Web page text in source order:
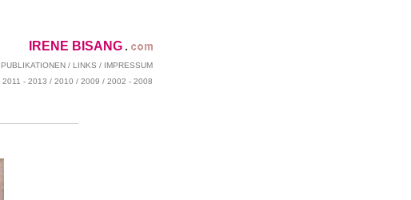
IRENE BISANG
PUBLIKATIONEN / LINKS / IMPRESSUM
2011 - 2013 / 2010 / 2009 / 2002 - 2008